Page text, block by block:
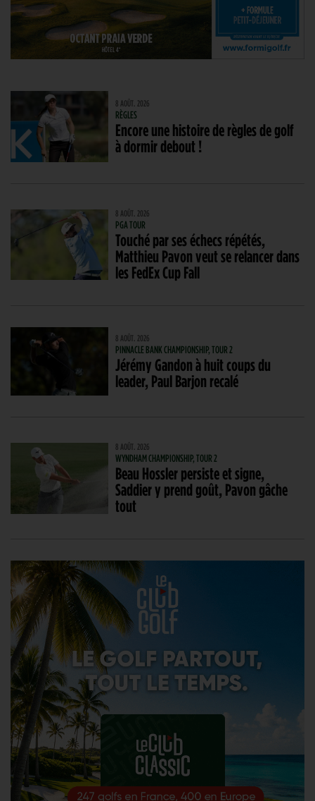
8 AOÛT. 2026
RÈGLES
Encore une histoire de règles de golf
à dormir debout !
8 AOÛT. 2026
PGA TOUR
Touché par ses échecs répétés,
Matthieu Pavon veut se relancer dans
les FedEx Cup Fall
8 AOÛT. 2026
PINNACLE BANK CHAMPIONSHIP, TOUR 2
Jérémy Gandon à huit coups du
leader, Paul Barjon recalé
8 AOÛT. 2026
WYNDHAM CHAMPIONSHIP, TOUR 2
Beau Hossler persiste et signe,
Saddier y prend goût, Pavon gâche
tout